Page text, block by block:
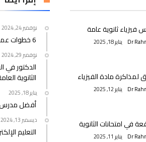
ثانوية عامة
Dr يناير 18, 2025
مادة الفيزياء
Dr يناير 12, 2025
في امتحانات الثانوية
Dr يناير 11, 2025
نوفمبر 24, 2024
6 خطوات عملية تساعدك في تنظيم الوقت للدراسة
نوفمبر 29, 2024
الدكتور في
الثانوية
يناير 18, 2025
أفضل مدرس
ديسمبر 13, 2024
التعليم